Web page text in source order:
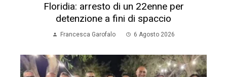
Floridia: arresto di un 22enne per
detenzione a fini di spaccio
Francesca Garofalo 6 Agosto 2026